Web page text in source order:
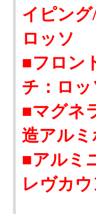
イピン
ロッソ
■フロン
チ：ロッ
■マグネ
造アル
■アルミ
レヴカ